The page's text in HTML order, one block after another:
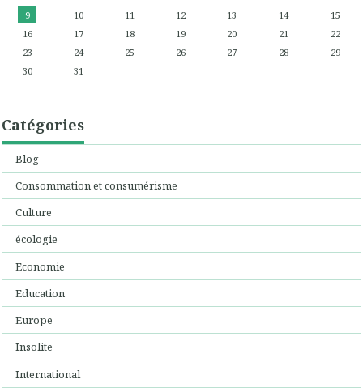
9
10 11 12 13 14
15
16
17 18 19 20 21
22
23
24 25 26 27 28
29
30
31
Catégories
Blog
Consommation et consumérisme
Culture
écologie
Economie
Education
Europe
Insolite
International